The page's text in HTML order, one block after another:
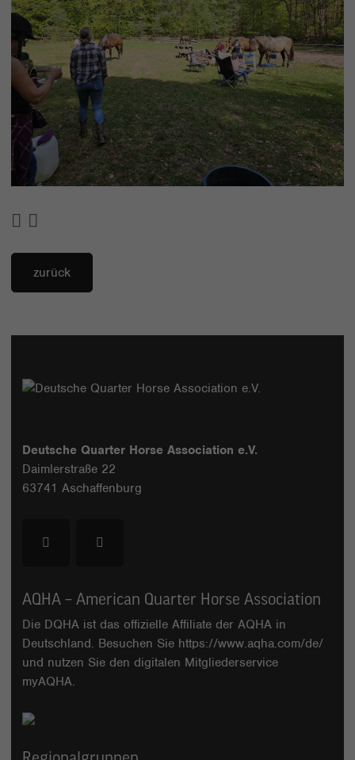
zurück
Deutsche Quarter Horse Association e.V.
Daimlerstraße 22
63741 Aschaffenburg
AQHA – American Quarter Horse Association
Die DQHA ist das offizielle Affiliate der AQHA in
Deutschland. Besuchen Sie https://www.aqha.com/de/
und nutzen Sie den digitalen Mitgliederservice
myAQHA.